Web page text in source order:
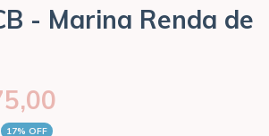
- Marina Renda de
17% OFF